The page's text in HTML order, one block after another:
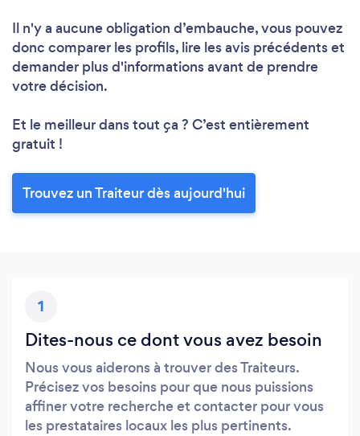
Il n'y a aucune obligation d’embauche, vous pouvez
donc comparer les profils, lire les avis précédents et
demander plus d'informations avant de prendre
votre décision.
Et le meilleur dans tout ça ? C’est entièrement
gratuit !
Trouvez un Traiteur dès aujourd'hui
1
Dites-nous ce dont vous avez besoin
Nous vous aiderons à trouver des Traiteurs.
Précisez vos besoins pour que nous puissions
affiner votre recherche et contacter pour vous
les prestataires locaux les plus pertinents.